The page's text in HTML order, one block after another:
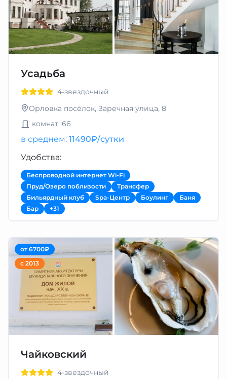
Усадьба
4-звездочный
Орловка посёлок, Заречная улица, 8
комнат: 66
в среднем: 11490₽/сутки
Удобства:
Беспроводной интернет Wi-Fi
Пруд/Озеро поблизости
Трансфер
Бильярдный клуб
Spa-Центр Боулинг
Баня
Бар
+31
от 6700₽
с 2013
Чайковский
4-звездочный